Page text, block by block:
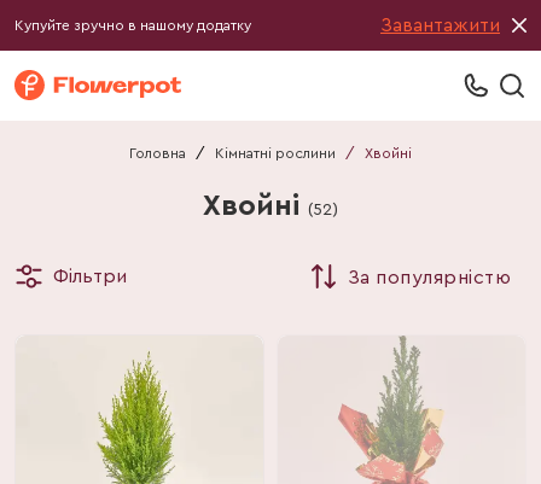
Купуйте зручно в нашому додатку Завантажити
Головна / Кімнатні рослини / Хвойні
Хвойні (52)
Фільтри За популярністю